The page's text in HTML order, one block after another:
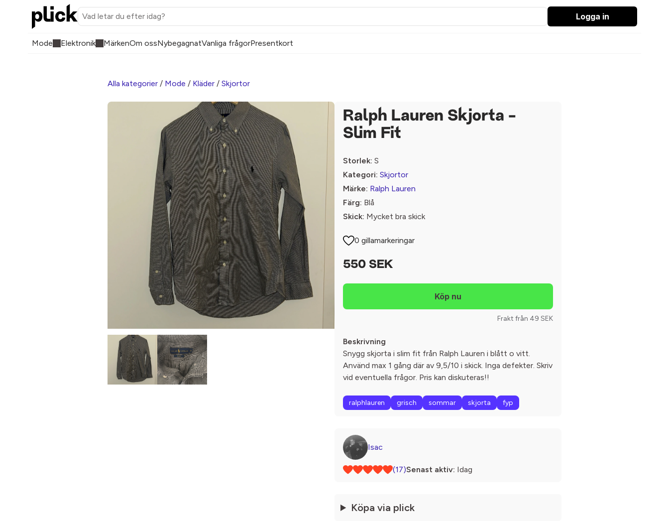
Logga in
Mode Elektronik MärkenOm ossNybegagnatVanliga frågorPresentkort
Alla kategorier / Mode / Kläder / Skjortor
Ralph Lauren Skjorta -
Slim Fit
Storlek: S
Kategori: Skjortor
Märke: Ralph Lauren
Färg: Blå
Skick: Mycket bra skick
0 gillamarkeringar
550 SEK
Frakt från 49 SEK
Beskrivning
Snygg skjorta i slim fit från Ralph Lauren i blått o vitt.
Använd max 1 gång där av 9,5/10 i skick. Inga defekter. Skriv
vid eventuella frågor. Pris kan diskuteras!!
ralphlauren grisch sommar skjorta fyp
Isac
(17)Senast aktiv: Idag
Köpa via plick